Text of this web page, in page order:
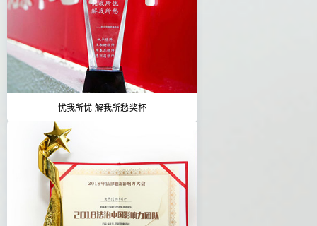
忧我所忧 解我所愁奖杯